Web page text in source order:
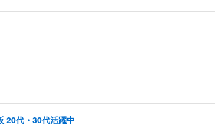
20代・30代活躍中